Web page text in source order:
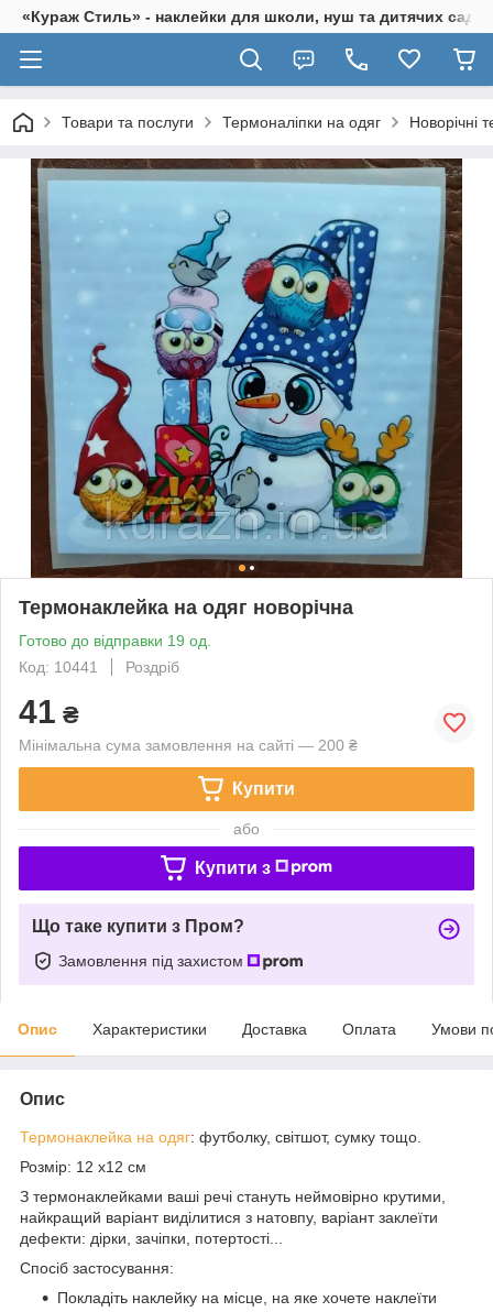
«Кураж Стиль» - наклейки для школи, нуш та дитячих
Товари та послуги Термоналіпки на одяг Новорічні
Термонаклейка на одяг новорічна
Готово до відправки 19 од.
Код: 10441
Роздріб
41 ₴
Мінімальна сума замовлення на сайті — 200 ₴
Купити
або
Купити з
Що таке купити з Пром?
Замовлення під захистом
Опис Характеристики Доставка Оплата Умови
Опис
Термонаклейка на одяг: футболку, світшот, сумку тощо.
Розмір: 12 х12 см
З термонаклейками ваші речі стануть неймовірно крутими,
найкращий варіант виділитися з натовпу, варіант заклеїти
дефекти: дірки, зачіпки, потертості...
Спосіб застосування:
Покладіть наклейку на місце, на яке хочете наклеїти